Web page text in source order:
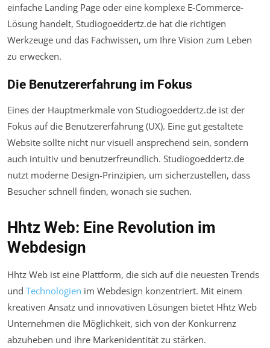
einfache Landing Page oder eine komplexe E-Commerce-
Lösung handelt, Studiogoeddertz.de hat die richtigen
Werkzeuge und das Fachwissen, um Ihre Vision zum Leben
zu erwecken.
Die Benutzererfahrung im Fokus
Eines der Hauptmerkmale von Studiogoeddertz.de ist der
Fokus auf die Benutzererfahrung (UX). Eine gut gestaltete
Website sollte nicht nur visuell ansprechend sein, sondern
auch intuitiv und benutzerfreundlich. Studiogoeddertz.de
nutzt moderne Design-Prinzipien, um sicherzustellen, dass
Besucher schnell finden, wonach sie suchen.
Hhtz Web: Eine Revolution im
Webdesign
Hhtz Web ist eine Plattform, die sich auf die neuesten Trends
und Technologien im Webdesign konzentriert. Mit einem
kreativen Ansatz und innovativen Lösungen bietet Hhtz Web
Unternehmen die Möglichkeit, sich von der Konkurrenz
abzuheben und ihre Markenidentität zu stärken.